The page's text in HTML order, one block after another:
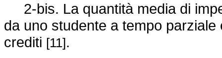
2-bis. La quantità media di
da uno studente a tempo
crediti [11].